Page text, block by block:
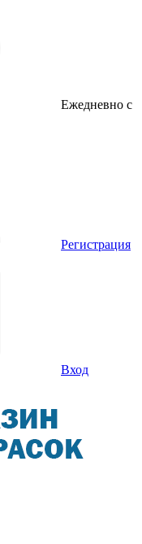
Ежедневно с
Регистрация
Вход